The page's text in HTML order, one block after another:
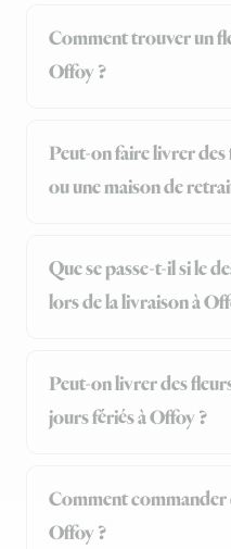
Comment trouver un
Offoy ?
Peut-on faire livrer
ou une maison de
Que se passe-t-il si le
lors de la livraison à
Peut-on livrer des
jours fériés à Offoy ?
Comment commander
Offoy ?